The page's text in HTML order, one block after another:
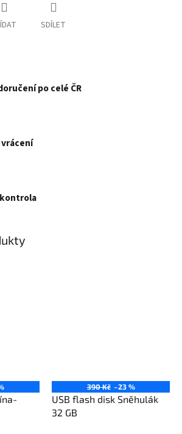
SDÍLET
po celé ČR
390 Kč –23 %
USB flash disk Sněhulák
32 GB